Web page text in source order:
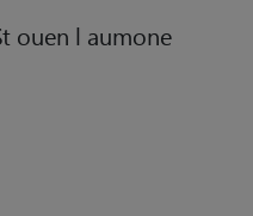
ouen l aumone